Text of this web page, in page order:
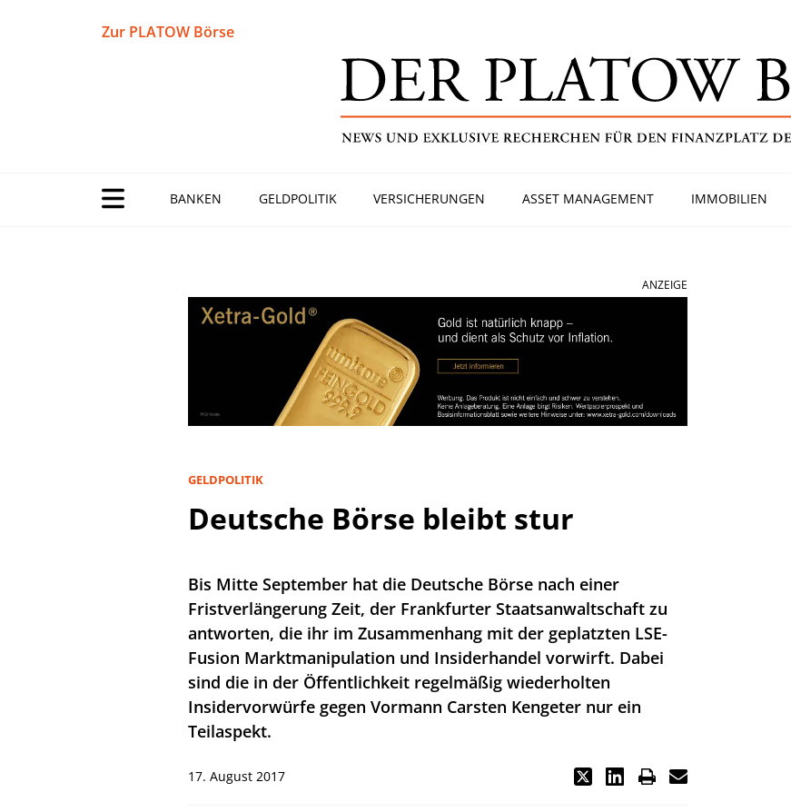
Zur PLATOW Börse
BANKEN GELDPOLITIK VERSICHERUNGEN ASSET MANAGEMENT IMMOBILIEN
ANZEIGE
GELDPOLITIK
Deutsche Börse bleibt stur
Bis Mitte September hat die Deutsche Börse nach einer
Fristverlängerung Zeit, der Frankfurter Staatsanwaltschaft zu
antworten, die ihr im Zusammenhang mit der geplatzten LSE-
Fusion Marktmanipulation und Insiderhandel vorwirft. Dabei
sind die in der Öffentlichkeit regelmäßig wiederholten
Insidervorwürfe gegen Vormann Carsten Kengeter nur ein
Teilaspekt.
17. August 2017